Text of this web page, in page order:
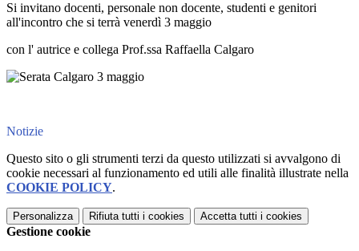
Si invitano docenti, personale non docente, studenti e genitori
all'incontro che si terrà venerdì 3 maggio
con l' autrice e collega Prof.ssa Raffaella Calgaro
Notizie
Questo sito o gli strumenti terzi da questo utilizzati si avvalgono di
cookie necessari al funzionamento ed utili alle finalità illustrate nella
COOKIE POLICY.
Personalizza Rifiuta tutti i cookies Accetta tutti i cookies
Gestione cookie